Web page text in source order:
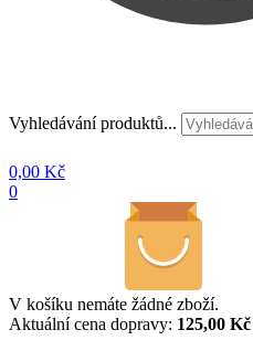
Vyhledávání produktů...
0,00 Kč
0
V košíku nemáte žádné zboží.
Aktuální cena dopravy: 125,00 Kč